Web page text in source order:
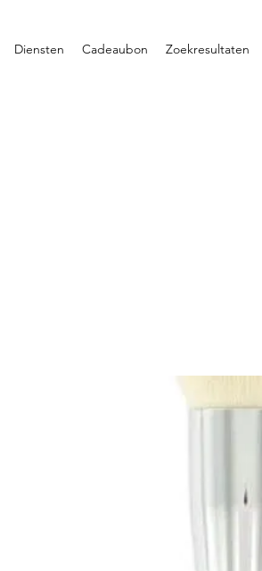
Diensten Cadeaubon Zoekresultaten